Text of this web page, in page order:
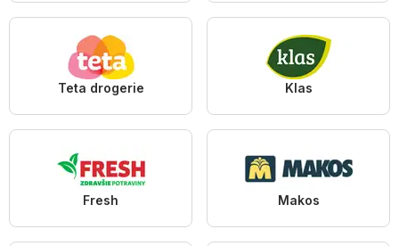
Teta drogerie Klas
Fresh Makos